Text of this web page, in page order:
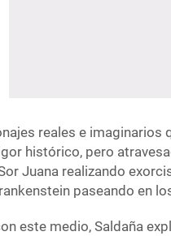
reales e imaginarios
histórico, pero
Juana realizando
paseando en
este medio, Saldaña